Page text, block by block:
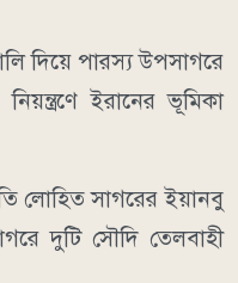
দিয়ে পারস্য উপসাগরে
ইরানের ভূমিকা
লোহিত সাগরের ইয়ানবু
দুটি সৌদি তেলবাহী